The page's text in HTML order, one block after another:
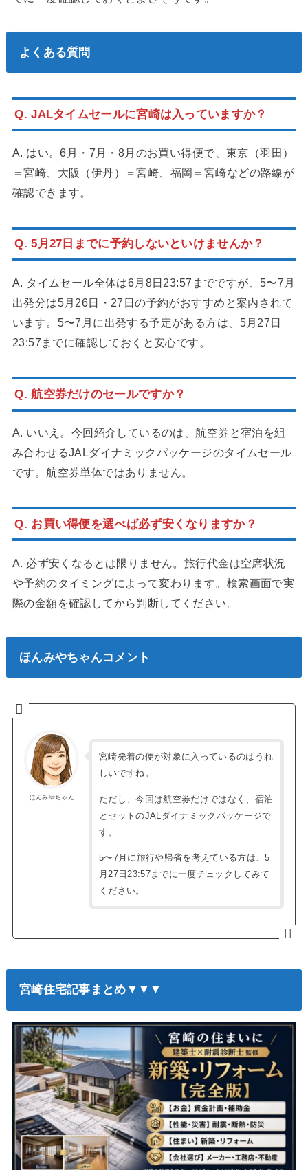
よくある質問
Q. JALタイムセールに宮崎は入っていますか？
A. はい。6月・7月・8月のお買い得便で、東京（羽田）
＝宮崎、大阪（伊丹）＝宮崎、福岡＝宮崎などの路線が
確認できます。
Q. 5月27日までに予約しないといけませんか？
A. タイムセール全体は6月8日23:57までですが、5〜7月
出発分は5月26日・27日の予約がおすすめと案内されて
います。5〜7月に出発する予定がある方は、5月27日
23:57までに確認しておくと安心です。
Q. 航空券だけのセールですか？
A. いいえ。今回紹介しているのは、航空券と宿泊を組
み合わせるJALダイナミックパッケージのタイムセール
です。航空券単体ではありません。
Q. お買い得便を選べば必ず安くなりますか？
A. 必ず安くなるとは限りません。旅行代金は空席状況
や予約のタイミングによって変わります。検索画面で実
際の金額を確認してから判断してください。
ほんみやちゃんコメント
ほんみやちゃん
宮崎発着の便が対象に入っているのはうれ
しいですね。
ただし、今回は航空券だけではなく、宿泊
とセットのJALダイナミックパッケージで
す。
5〜7月に旅行や帰省を考えている方は、5
月27日23:57までに一度チェックしてみて
ください。
宮崎住宅記事まとめ▼▼▼